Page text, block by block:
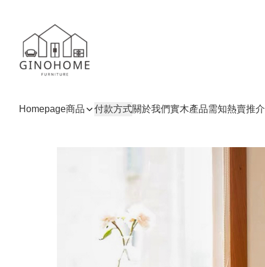
Homepage商品 付款方式關於我們實木產品需知熱賣推介